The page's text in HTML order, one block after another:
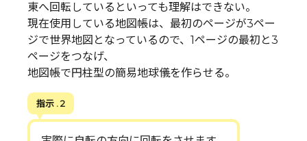
東へ回転しているといっても理解はできない。
現在使用している地図帳は、最初のページが3ペー
ジで世界地図となっているので、1ページの最初と3
ページをつなげ、
地図帳で円柱型の簡易地球儀を作らせる。
指示 . 2